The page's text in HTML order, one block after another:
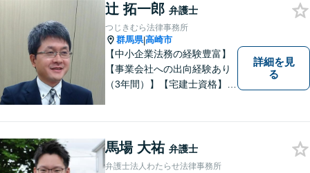
相談者様のお話を丁寧にお聞
きし、常にご依頼者様に寄り
添った弁護活動をしておりま
す。
辻 拓一郎 弁護士
つじきむら法律事務所
群馬県|高崎市
【中小企業法務の経験豊富】
【事業会社への出向経験あり
（3年間）】【宅建士資格】信
詳細を見
る
馬場 大祐 弁護士
弁護士法人わたらせ法律事務所